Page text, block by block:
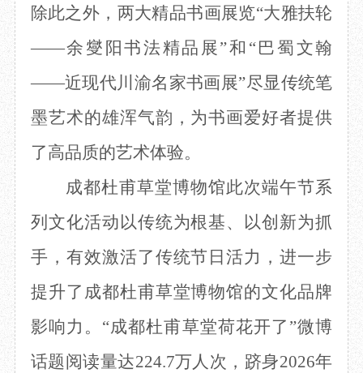
除此之外，两大精品书画展览“大雅扶轮
——余燮阳书法精品展”和“巴蜀文翰
——近现代川渝名家书画展”尽显传统笔
墨艺术的雄浑气韵，为书画爱好者提供
了高品质的艺术体验。
成都杜甫草堂博物馆此次端午节系
列文化活动以传统为根基、以创新为抓
手，有效激活了传统节日活力，进一步
提升了成都杜甫草堂博物馆的文化品牌
影响力。 “成都杜甫草堂荷花开了”微博
话题阅读量达224.7万人次 ，跻身2026年